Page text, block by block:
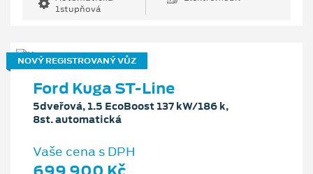
1stupňová
NOVÝ REGISTROVANÝ VŮZ
Ford Kuga ST-Line
5dveřová, 1.5 EcoBoost 137 kW/186 k,
8st. automatická
Vaše cena s DPH